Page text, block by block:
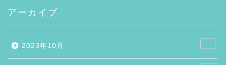
アーカイブ
2023年10月 1